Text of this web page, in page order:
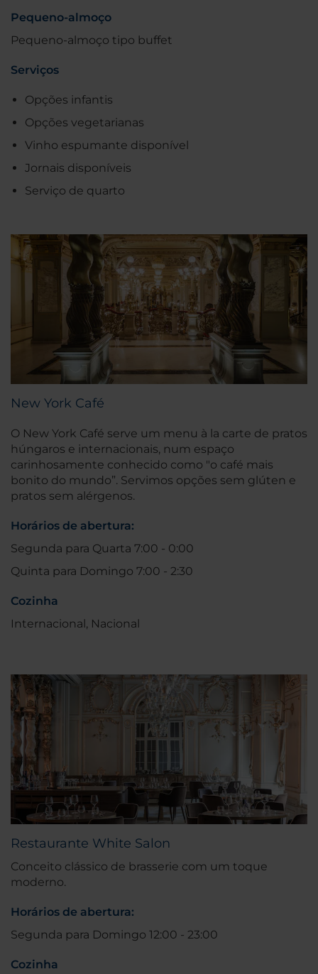
Pequeno-almoço
Pequeno-almoço tipo buffet
Serviços
Opções infantis
Opções vegetarianas
Vinho espumante disponível
Jornais disponíveis
Serviço de quarto
New York Café
O New York Café serve um menu à la carte de pratos
húngaros e internacionais, num espaço
carinhosamente conhecido como "o café mais
bonito do mundo”. Servimos opções sem glúten e
pratos sem alérgenos.
Horários de abertura:
Segunda para Quarta 7:00 - 0:00
Quinta para Domingo 7:00 - 2:30
Cozinha
Internacional, Nacional
Restaurante White Salon
Conceito clássico de brasserie com um toque
moderno.
Horários de abertura:
Segunda para Domingo 12:00 - 23:00
Cozinha